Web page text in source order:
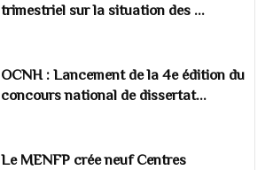
trimestriel sur la situation des ...
OCNH : Lancement de la 4e édition du
concours national de dissertat...
Le MENFP crée neuf Centres